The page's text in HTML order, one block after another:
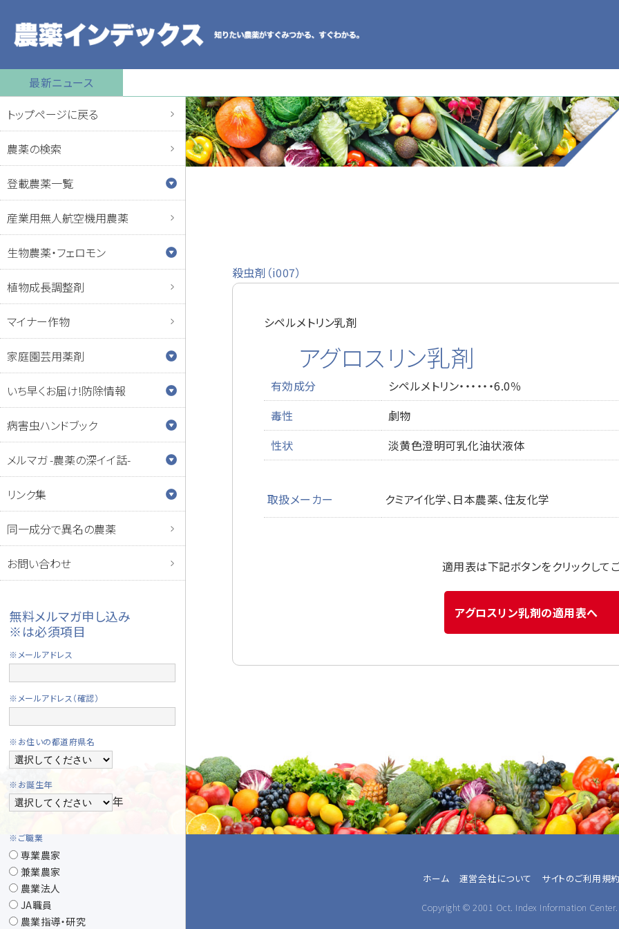
最新ニュース
トップページに戻る
農薬の検索
登載農薬一覧
産業用無人航空機用農薬
生物農薬・フェロモン
植物成長調整剤
マイナー作物
家庭園芸用薬剤
いち早くお届け!防除情報
病害虫ハンドブック
メルマガ -農薬の深イイ話-
リンク集
同一成分で異名の農薬
お問い合わせ
無料メルマガ申し込み
※は必須項目
※メールアドレス
※メールアドレス（確認）
※お住いの都道府県名
※お誕生年
年
※ご職業
専業農家
兼業農家
農業法人
JA職員
農業指導・研究
殺虫剤（i007）
シペルメトリン乳剤
アグロスリン乳剤
有効成分
シペルメトリン・・・・・・6.0％
毒性
劇物
性状
淡黄色澄明可乳化油状液体
取扱メーカー クミアイ化学、日本農薬、住友化学
適用表は下記ボタンをクリックして
アグロスリン乳剤の適用表へ
ホーム 運営会社について サイトのご利用規約
Copyright © 2001 Oct. Index Information